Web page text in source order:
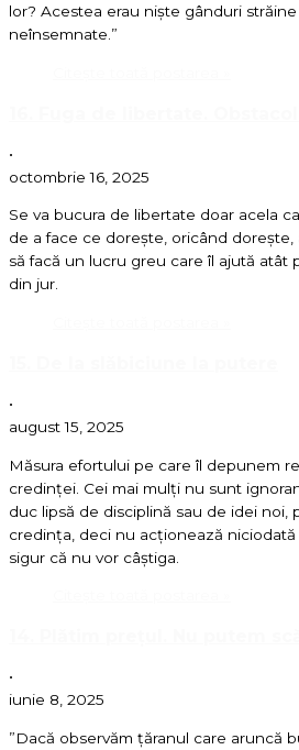
lor? Acestea erau niște gânduri
neînsemnate.”
•
octombrie 16, 2025
Se va bucura de libertate doar acela
de a face ce dorește, oricând
să facă un lucru greu care îl ajută atât
din jur.
•
august 15, 2025
Măsura efortului pe care îl depunem
credinței. Cei mai mulți nu sunt
duc lipsă de disciplină sau de idei noi,
credința, deci nu acționează
sigur că nu vor câștiga.
•
iunie 8, 2025
”Dacă observăm țăranul care aruncă